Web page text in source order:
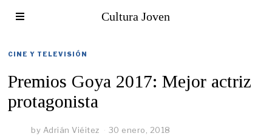
Cultura Joven
CINE Y TELEVISIÓN
Premios Goya 2017: Mejor actriz
protagonista
by Adrián Viéitez 30 enero, 2018